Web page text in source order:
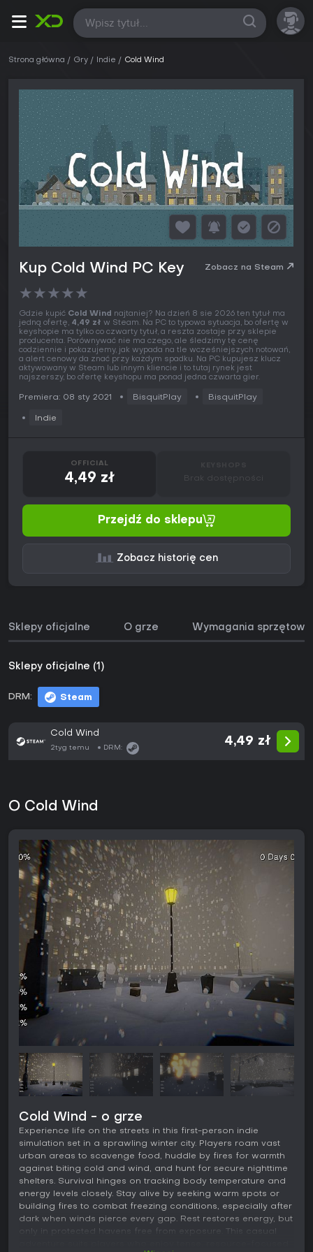
Wszystkie
Strona główna Gry Indie Cold Wind
Kup Cold Wind PC Key Zobacz na Steam
★★★★★
Gdzie kupić Cold Wind najtaniej? Na dzień 8 sie 2026 ten tytuł ma
jedną ofertę, 4,49 zł w Steam. Na PC to typowa sytuacja, bo ofertę w
keyshopie ma tylko co czwarty tytuł, a reszta zostaje przy sklepie
producenta. Porównywać nie ma czego, ale śledzimy tę cenę
codziennie i pokazujemy, jak wypada na tle wcześniejszych notowań,
a alert cenowy da znać przy każdym spadku. Na PC kupujesz klucz
aktywowany w Steam lub innym kliencie i to tutaj rynek jest
najszerszy, bo ofertę keyshopu ma ponad jedna czwarta gier.
Premiera: 08 sty 2021 BisquitPlay BisquitPlay
Indie
OFFICIAL
4,49 zł Brak dostępności
Przejdź do sklepu
Zobacz historię cen
Sklepy oficjalne O grze Wymagania sprzętowe
Sklepy oficjalne (1)
DRM: Steam
Cold Wind
2tyg temu DRM:
4,49 zł
O Cold Wind
Cold Wind - o grze
Experience life on the streets in this first-person indie
simulation set in a sprawling winter city. Players roam vast
urban areas to scavenge food, huddle by fires for warmth
against biting cold and wind, and hunt for secure nighttime
shelters. Survival hinges on tracking body temperature and
energy levels closely. Stay alive by seeking warm spots or
building fires to combat freezing conditions, especially after
dark when winds pierce every gap. Rest restores energy, but
only in protected havens free from exposure. This casual